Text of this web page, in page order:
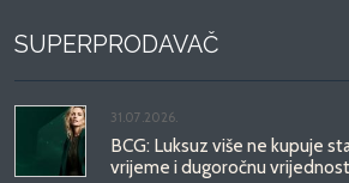
SUPERPRODAVAČ
31.07.2026.
BCG: Luksuz više ne kupuje
vrijeme i dugoročnu vrijednost